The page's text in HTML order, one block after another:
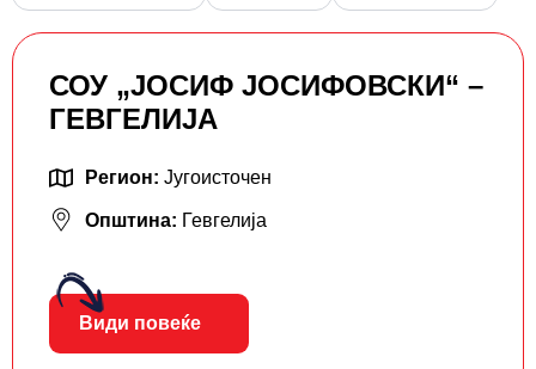
СОУ „ЈОСИФ ЈОСИФОВСКИ“ –
ГЕВГЕЛИЈА
Регион: Југоисточен
Општина: Гевгелија
Види повеќе